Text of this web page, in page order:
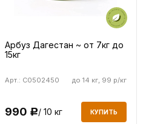
Арбуз Дагестан ~ от 7кг до
15кг
до 14 кг, 99 р/кг
Арт.: C0502450
990 Р/ 10 кг КУПИТЬ